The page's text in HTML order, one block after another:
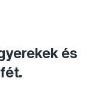
és